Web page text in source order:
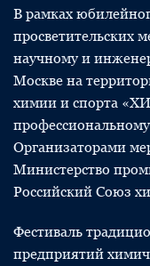
В рамках
просветительских
научному и
Москве на
химии и спорта
Организаторами
Министерство
Российский Союз
Фестиваль
предприятий